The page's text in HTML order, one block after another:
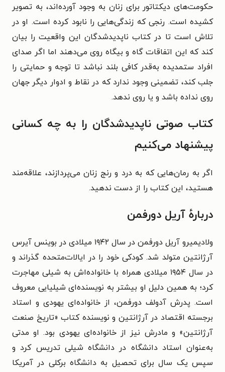
حکومت‌های دیکتاتور برای زنان به وجود آورده‌اند، به تصویر
کشیده است. رنجی که زندگی‌هایی را نابود کرده است. او در
تلاش است تا در کتاب ناپدیدشدگان این واقعیت را بیان
کند که این اتفاقات گاه و بیگاه روی می‌دهند اما اگر صدای
افراد ستمدیده به‌قدر کافی بلند نباشد تا توجه و حمایتی را
جلب کند، تضمینی وجود ندارد که در نقاط و ادوار دیگر جهان
روی نداده باشد و یا روی ندهد.
کتاب صوتی ناپدیدشدگان را به چه کسانی
پیشنهاد می‌کنیم
اگر به رمان‌هایی که به درد و رنج زنان می‌پردازند، علاقه‌مند
هستید، این کتاب را از دست ندهید.
درباره‌ٔ آریل دورفمن
ولادیمیرو آریل دورفمن در سال ۱۹۴۲ میلادی در بوینس آیرس
آرژانتین متولد شد. کودکی خود را در ایالات‌متحده گذراند و
در سال ۱۹۵۴ میلادی همراه با خانواده‌اش به شیلی مهاجرت
کرد؛ به همین دلیل او بیشتر به نویسنده‌ای شیلیایی معروف
است. پدرش آدولف دورفمن، از خانواده‌ای یهودی و استاد
برجسته اقتصاد در آرژانتین و نویسنده کتاب «تاریخ صنعت
آرژانتین» و مادرش نیز از خانواده‌ای یهودی بود. او مدتی
به‌عنوان استاد دانشگاه در دانشگاه شیلی تدریس کرد و
سپس یک سال برای تحصیل به دانشگاه برکلی در آمریکا